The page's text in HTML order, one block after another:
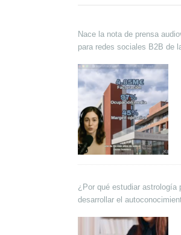
Nace la nota de prensa
para redes sociales B2B de
¿Por qué estudiar astrología
desarrollar el